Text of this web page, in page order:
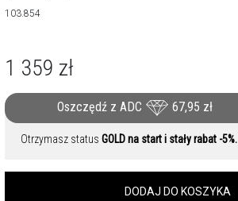
103.854
1 359 zł
Oszczędź z ADC 67,95 zł
Otrzymasz status GOLD na start i stały rabat -5%.
DODAJ DO KOSZYKA